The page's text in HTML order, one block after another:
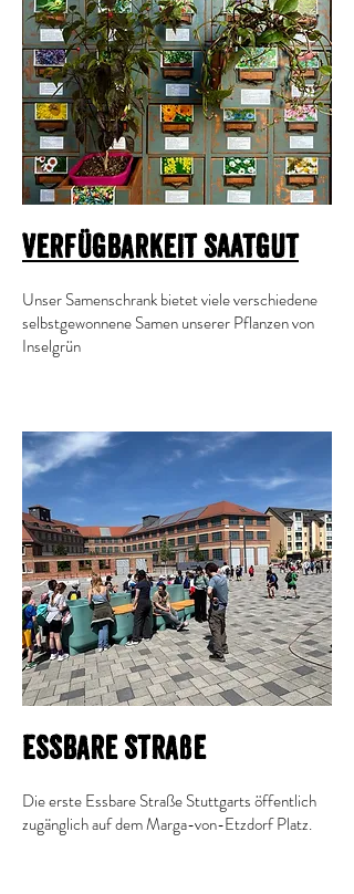
Verfügbarkeit Saatgut
Unser Samenschrank bietet viele verschiedene
selbstgewonnene Samen unserer Pflanzen von
Inselgrün
Essbare Straße
Die erste Essbare Straße Stuttgarts öffentlich
zugänglich auf dem Marga-von-Etzdorf Platz.